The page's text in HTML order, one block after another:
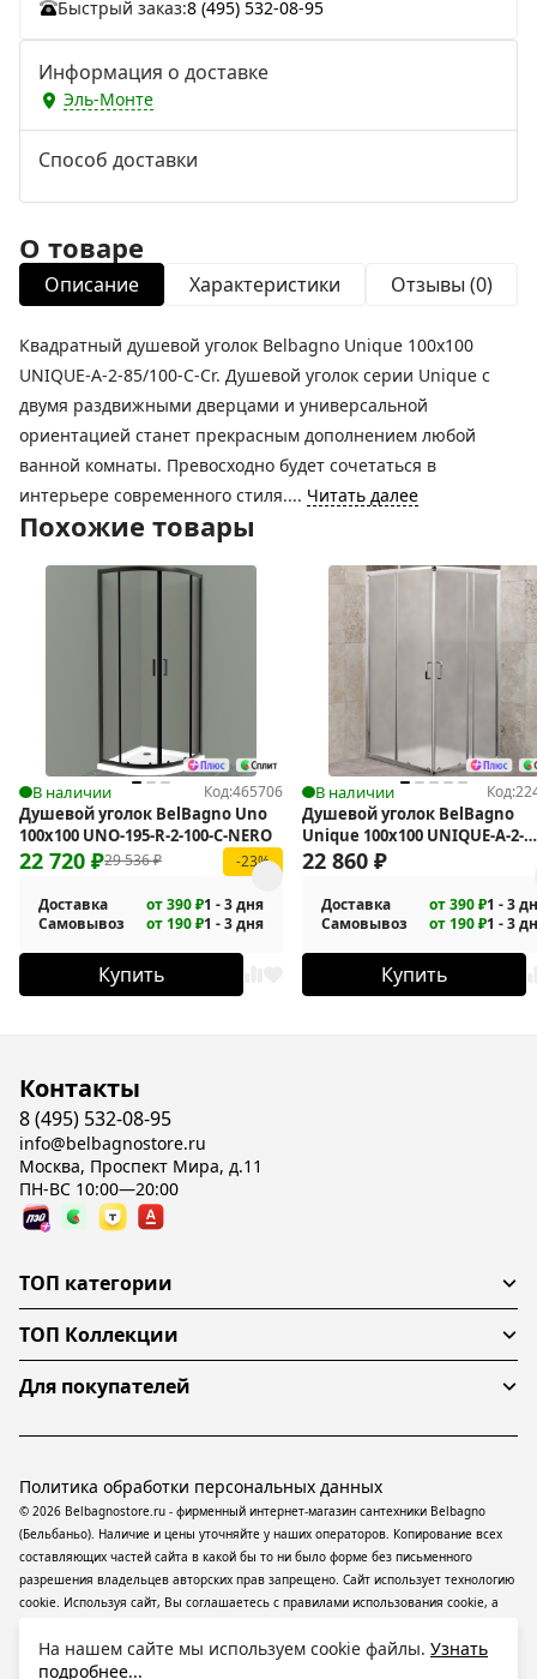
Быстрый заказ:8 (495) 532-08-95
Информация о доставке
Эль-Монте
Способ доставки
О товаре
Описание Характеристики Отзывы (0)
Квадратный душевой уголок Belbagno Unique 100х100
UNIQUE-A-2-85/100-C-Cr. Душевой уголок серии Unique с
двумя раздвижными дверцами и универсальной
ориентацией станет прекрасным дополнением любой
ванной комнаты. Превосходно будет сочетаться в
интерьере современного стиля.... Читать далее
Похожие товары
В наличии Код:465706
Душевой уголок BelBagno Uno
100х100 UNO-195-R-2-100-C-NERO
29 536₽
22 720 ₽ -23%
Доставка от 390 ₽1 - 3 дня
Самовывоз
от 190 ₽1 - 3 дня
Купить
В наличии Код:
Душевой уголок BelBagno
Unique 100х100 UNIQUE-A-2-
85/100-P-Cr
22 860 ₽
Доставка от 390 ₽1 - 3
Самовывоз
от 190 ₽1 - 3
Купить
Контакты
8 (495) 532-08-95
info@belbagnostore.ru
Москва, Проспект Мира, д.11
ПН-ВС 10:00—20:00
ТОП категории
ТОП Коллекции
Для покупателей
© 2026 Belbagnostore.ru - фирменный интернет-магазин сантехники Belbagno
(Бельбаньо). Наличие и цены уточняйте у наших операторов. Копирование всех
составляющих частей сайта в какой бы то ни было форме без письменного
разрешения владельцев авторских прав запрещено. Сайт использует технологию
cookie. Используя сайт, Вы соглашаетесь с правилами использования cookie, а
ресурсе применяютсярекомендательные технологии(информационные
технологии предоставления информации на основе сбора, систематизации и
Политика обработки персональных данных
На нашем сайте мы используем cookie файлы. Узнать
подробнее...